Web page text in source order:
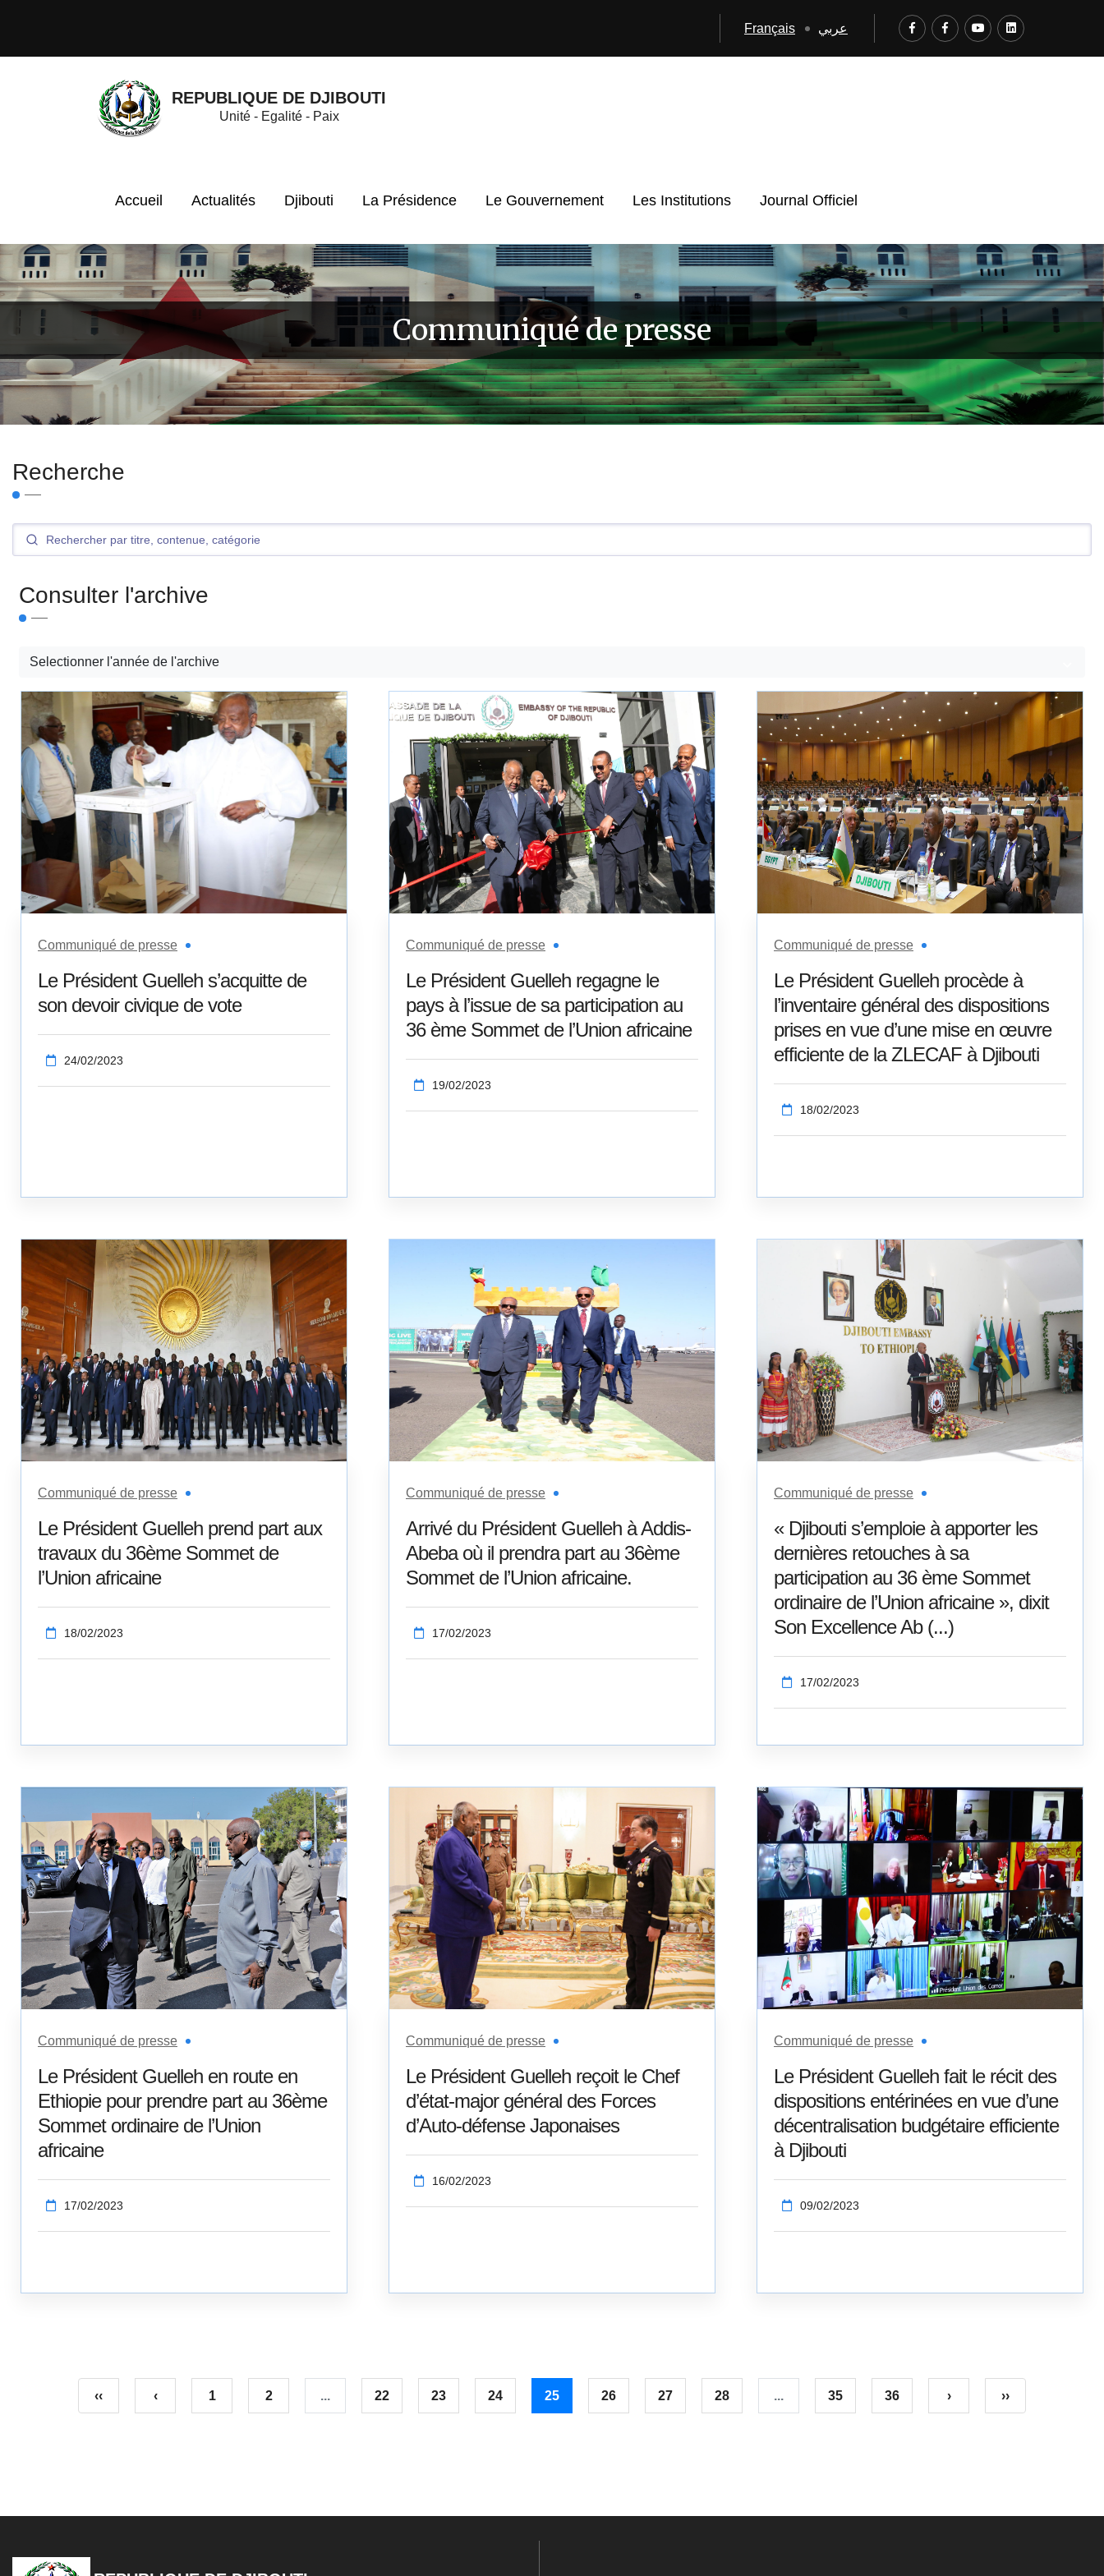
Français عربي
REPUBLIQUE DE DJIBOUTI
Unité - Egalité - Paix
Accueil Actualités Djibouti La Présidence Le Gouvernement Les Institutions Journal Officiel
Communiqué de presse
Recherche
Consulter l'archive
Selectionner l'année de l'archive
Communiqué de presse
Le Président Guelleh s’acquitte de
son devoir civique de vote
24/02/2023
Communiqué de presse
Le Président Guelleh regagne le
pays à l’issue de sa participation au
36 ème Sommet de l’Union africaine
19/02/2023
Communiqué de presse
Le Président Guelleh procède à
l’inventaire général des dispositions
prises en vue d’une mise en œuvre
efficiente de la ZLECAF à Djibouti
18/02/2023
Communiqué de presse
Le Président Guelleh prend part aux
travaux du 36ème Sommet de
l’Union africaine
18/02/2023
Communiqué de presse
Arrivé du Président Guelleh à Addis-
Abeba où il prendra part au 36ème
Sommet de l’Union africaine.
17/02/2023
Communiqué de presse
« Djibouti s’emploie à apporter les
dernières retouches à sa
participation au 36 ème Sommet
ordinaire de l’Union africaine », dixit
Son Excellence Ab (...)
17/02/2023
Communiqué de presse
Le Président Guelleh en route en
Ethiopie pour prendre part au 36ème
Sommet ordinaire de l’Union
africaine
17/02/2023
Communiqué de presse
Le Président Guelleh reçoit le Chef
d’état-major général des Forces
d’Auto-défense Japonaises
16/02/2023
Communiqué de presse
Le Président Guelleh fait le récit des
dispositions entérinées en vue d’une
décentralisation budgétaire efficiente
à Djibouti
09/02/2023
‹‹ ‹ 1 2 ... 22 23 24 25 26 27 28 ... 35 36 › ››